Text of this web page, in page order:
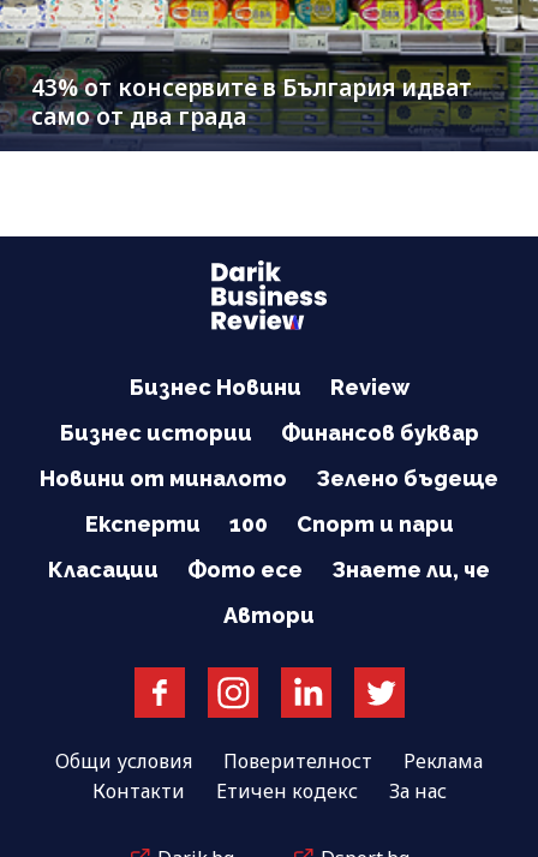
43% от консервите в България идват
само от два града
Бизнес Новини
Review
Бизнес истории
Финансов буквар
Новини от миналото
Зелено бъдеще
Експерти
100
Спорт и пари
Класации
Фото есе
Знаете ли, че
Автори
Общи условия Поверителност
Реклама
Контакти
Етичен кодекс За нас